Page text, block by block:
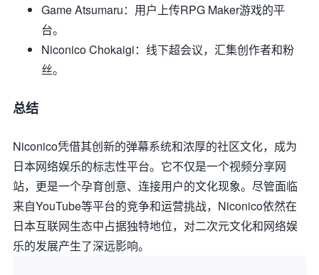
Game Atsumaru：用户上传RPG Maker游戏的平
台。
Niconico Chokaigi：线下超会议，汇集创作者和粉
丝。
总结
Niconico凭借其创新的弹幕系统和浓厚的社区文化，成为
日本网络娱乐的标志性平台。它不仅是一个视频分享网
站，更是一个孕育创意、连接用户的文化现象。尽管面临
来自YouTube等平台的竞争和运营挑战，Niconico依然在
日本互联网生态中占据独特地位，对二次元文化和网络娱
乐的发展产生了深远影响。